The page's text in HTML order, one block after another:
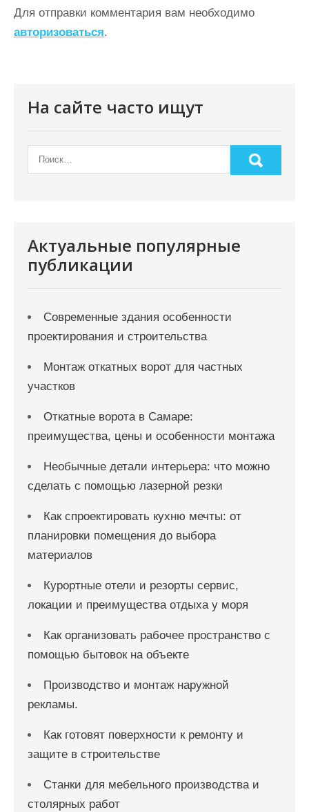
ц
и
Для отправки комментария вам необходимо
авторизоваться.
На сайте часто ищут
Актуальные популярные
публикации
Современные здания особенности
проектирования и строительства
Монтаж откатных ворот для частных
участков
Откатные ворота в Самаре:
преимущества, цены и особенности монтажа
Необычные детали интерьера: что можно
сделать с помощью лазерной резки
Как спроектировать кухню мечты: от
планировки помещения до выбора
материалов
Курортные отели и резорты сервис,
локации и преимущества отдыха у моря
Как организовать рабочее пространство с
помощью бытовок на объекте
Производство и монтаж наружной
рекламы.
Как готовят поверхности к ремонту и
защите в строительстве
Станки для мебельного производства и
столярных работ